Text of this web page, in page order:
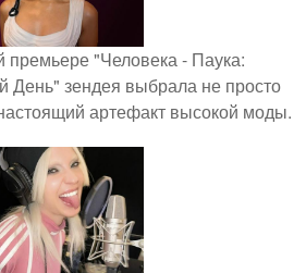
премьере "Человека - Паука:
зендея выбрала не просто
артефакт высокой моды.